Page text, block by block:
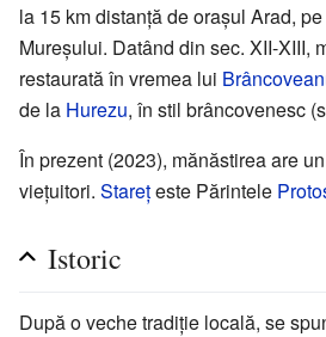
la 15 km distanță de orașul Arad,
Mureșului. Datând din sec. XII-XIII,
restaurată în vremea lui
de la Hurezu, în stil brâncovenesc
În prezent (2023), mănăstirea are
viețuitori. Starețeste Părintele
Istoric
După o veche tradiție locală, se